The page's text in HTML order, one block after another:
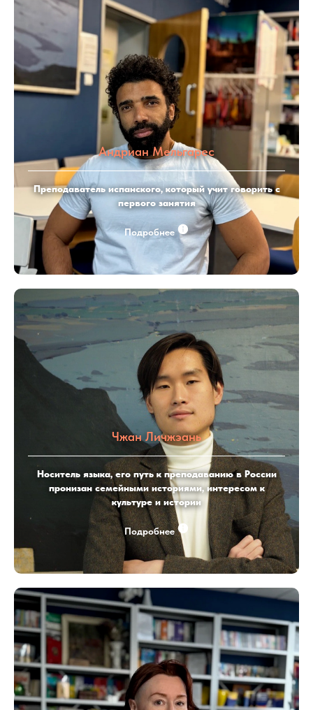
Андриан Мельгарес
Преподаватель испанского, который учит говорить с
первого занятия
Подробнее
Чжан Личжэань
Носитель языка, его путь к преподаванию в России
пронизан семейными историями, интересом к
культуре и истории
Подробнее